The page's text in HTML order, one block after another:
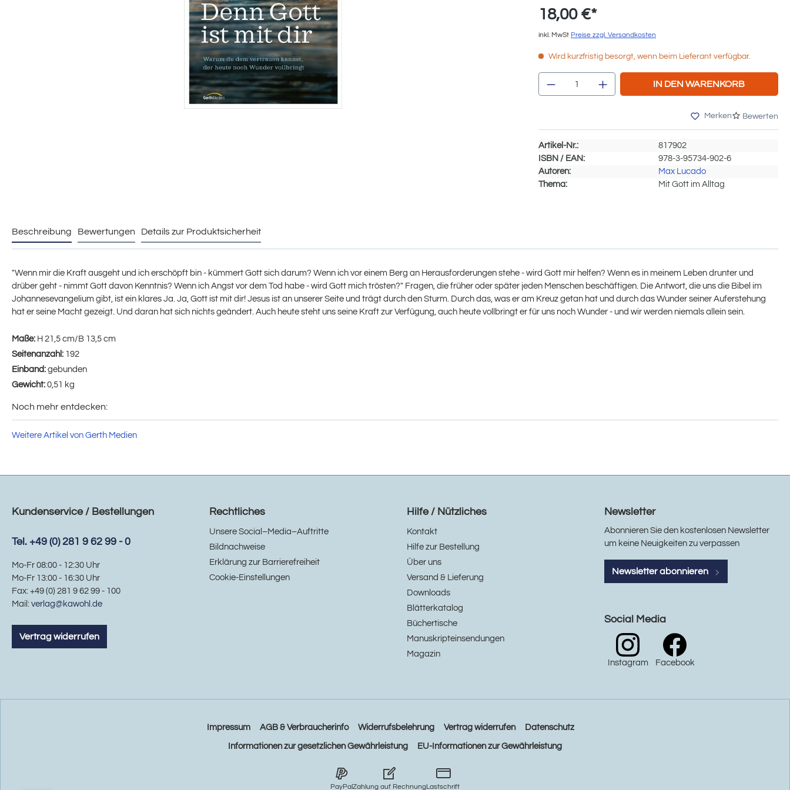
18,00 €*
inkl. MwSt Preise zzgl. Versandkosten
Wird kurzfristig besorgt, wenn beim Lieferant verfügbar.
Produkt Anzahl: Gib den gewünschten
IN DEN WARENKORB
Merken Bewerten
Artikel-Nr.:
817902
ISBN / EAN:
978-3-95734-902-6
Autoren:
Max Lucado
Thema:
Mit Gott im Alltag
Beschreibung Bewertungen Details zur Produktsicherheit
"Wenn mir die Kraft ausgeht und ich erschöpft bin - kümmert Gott sich darum? Wenn ich vor einem Berg an Herausforderungen stehe - wird Gott mir helfen? Wenn es in meinem Leben drunter und
drüber geht - nimmt Gott davon Kenntnis? Wenn ich Angst vor dem Tod habe - wird Gott mich trösten?" Fragen, die früher oder später jeden Menschen beschäftigen. Die Antwort, die uns die Bibel im
Johannesevangelium gibt, ist ein klares Ja. Ja, Gott ist mit dir! Jesus ist an unserer Seite und trägt durch den Sturm. Durch das, was er am Kreuz getan hat und durch das Wunder seiner Auferstehung
hat er seine Macht gezeigt. Und daran hat sich nichts geändert. Auch heute steht uns seine Kraft zur Verfügung, auch heute vollbringt er für uns noch Wunder - und wir werden niemals allein sein.
Maße: H 21,5 cm/B 13,5 cm
Seitenanzahl: 192
Einband: gebunden
Gewicht: 0,51 kg
Noch mehr entdecken:
Weitere Artikel von Gerth Medien
Kundenservice / Bestellungen
Tel. +49 (0) 281 9 62 99 - 0
Mo-Fr 08:00 - 12:30 Uhr
Mo-Fr 13:00 - 16:30 Uhr
Fax: +49 (0) 281 9 62 99 - 100
Mail: verlag@kawohl.de
Vertrag widerrufen
Rechtliches
Unsere Social–Media–Auftritte
Bildnachweise
Erklärung zur Barrierefreiheit
Cookie-Einstellungen
Hilfe / Nützliches
Kontakt
Hilfe zur Bestellung
Über uns
Versand & Lieferung
Downloads
Blätterkatalog
Büchertische
Manuskripteinsendungen
Magazin
Newsletter
Abonnieren Sie den kostenlosen Newsletter
um keine Neuigkeiten zu verpassen
Newsletter abonnieren
Social Media
Instagram Facebook
Impressum AGB & Verbraucherinfo Widerrufsbelehrung Vertrag widerrufen Datenschutz
Informationen zur gesetzlichen Gewährleistung EU-Informationen zur Gewährleistung
PayPalZahlung auf RechnungLastschrift